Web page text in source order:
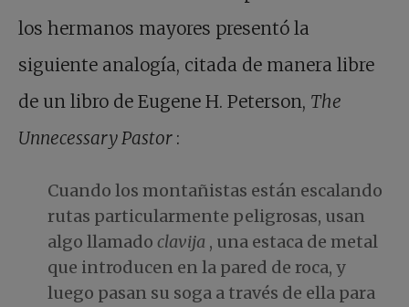
los hermanos mayores presentó la
siguiente analogía, citada de manera libre
de un libro de Eugene H. Peterson, The
Unnecessary Pastor :
Cuando los montañistas están escalando
rutas particularmente peligrosas, usan
algo llamado clavija , una estaca de metal
que introducen en la pared de roca, y
luego pasan su soga a través de ella para